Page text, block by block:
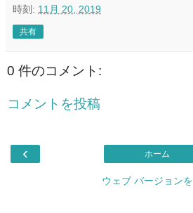
時刻: 11月 20, 2019
共有
0 件のコメント:
コメントを投稿
‹ ホーム
ウェブ バージョン